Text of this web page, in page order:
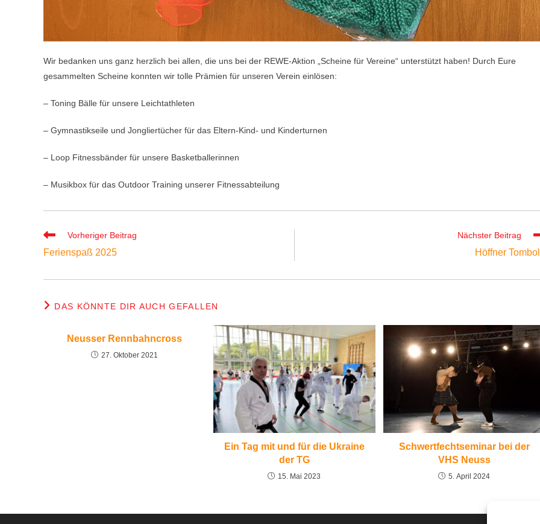
Wir bedanken uns ganz herzlich bei allen, die uns bei der REWE-Aktion „Scheine für Vereine“ unterstützt haben! Durch Eure
gesammelten Scheine konnten wir tolle Prämien für unseren Verein einlösen:
– Toning Bälle für unsere Leichtathleten
– Gymnastikseile und Jongliertücher für das Eltern-Kind- und Kinderturnen
– Loop Fitnessbänder für unsere Basketballerinnen
– Musikbox für das Outdoor Training unserer Fitnessabteilung
Weitere
ansehen
Vorheriger Beitrag
Ferienspaß 2025
Nächster Beitrag
Höffner
DAS KÖNNTE DIR AUCH GEFALLEN
Neusser Rennbahncross
27. Oktober 2021
Ein Tag mit und für die Ukraine
der TG
15. Mai 2023
Schwertfechtseminar bei der
VHS Neuss
5. April 2024